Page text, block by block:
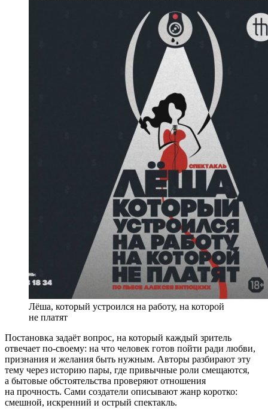
Лёша, который устроился на работу, на которой
не платят
Постановка задаёт вопрос, на который каждый зритель
отвечает по-своему: на что человек готов пойти ради любви,
признания и желания быть нужным. Авторы разбирают эту
тему через историю пары, где привычные роли смещаются,
а бытовые обстоятельства проверяют отношения
на прочность. Сами создатели описывают жанр коротко:
смешной, искренний и острый спектакль.